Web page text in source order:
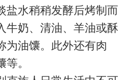
盐水稍稍发酵后烤制而
牛奶、清油、羊油或酥
为油馕。此外还有肉
。